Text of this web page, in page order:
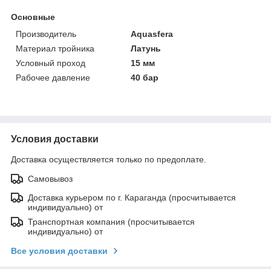
Основные
Производитель
Aquasfera
Материал тройника
Латунь
Условный проход
15 мм
Рабочее давление
40 бар
Условия доставки
Доставка осуществляется только по предоплате.
Самовывоз
Доставка курьером по г. Караганда (просчитывается
индивидуально) от
Транспортная компания (просчитывается
индивидуально) от
Все условия доставки